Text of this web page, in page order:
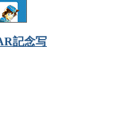
記念写